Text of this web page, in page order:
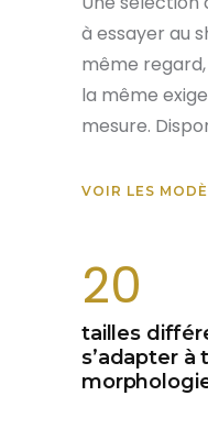
à essayer au
même
la même
mesure.
VOIR LES
20
tailles
s’adapter à